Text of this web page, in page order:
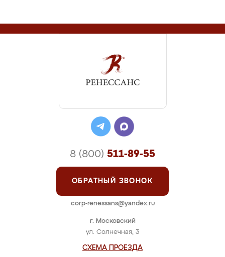
г. Московский
ул. Солнечная, 3
СХЕМА ПРОЕЗДА
8 (800) 511-89-55
ОБРАТНЫЙ ЗВОНОК
corp-renessans@yandex.ru